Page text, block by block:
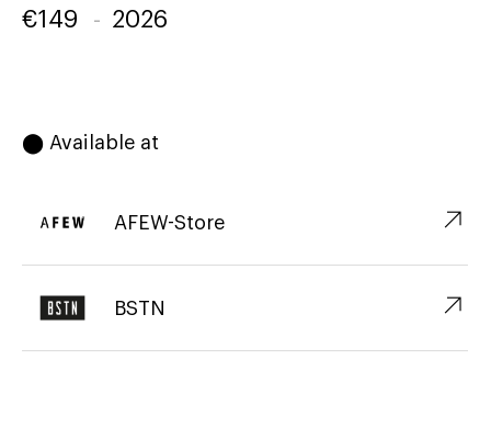
€149 - 2026
⬤ Available at
AFEW-Store ↗︎
BSTN ↗︎